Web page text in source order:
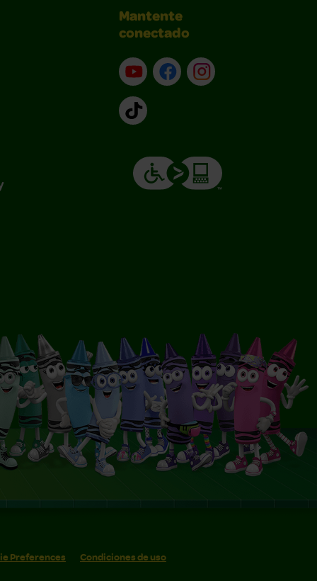
Mantente
conectado
YouTube (en inglés)
Facebook (en inglés)
Instagram (en
TikTok
Preferences Condiciones de uso